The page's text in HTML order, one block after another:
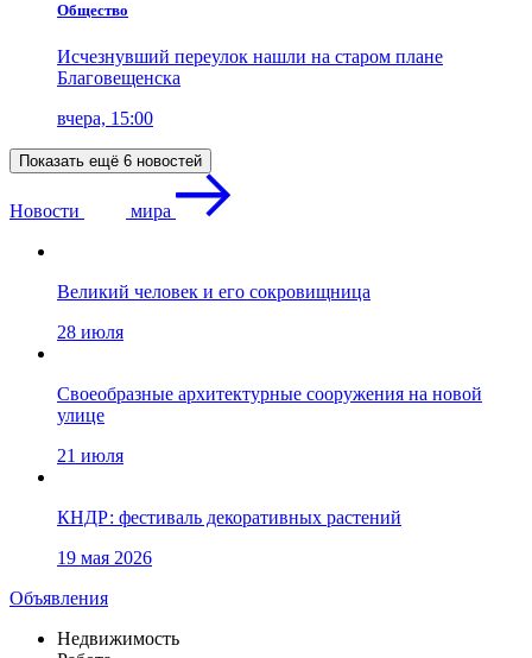
Общество
Исчезнувший переулок нашли на старом плане
Благовещенска
вчера, 15:00
Показать ещё 6 новостей
Новости мира
Великий человек и его сокровищница
28 июля
Своеобразные архитектурные сооружения на новой
улице
21 июля
КНДР: фестиваль декоративных растений
19 мая 2026
Объявления
Недвижимость